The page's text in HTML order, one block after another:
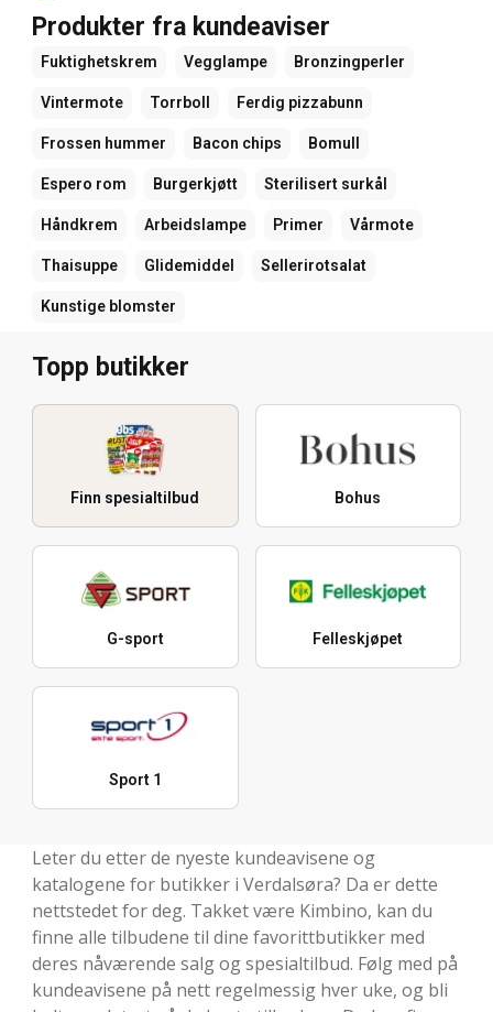
Produkter fra kundeaviser
Fuktighetskrem Vegglampe Bronzingperler
Vintermote Torrboll Ferdig pizzabunn
Frossen hummer Bacon chips Bomull
Espero rom Burgerkjøtt Sterilisert surkål
Håndkrem Arbeidslampe Primer Vårmote
Thaisuppe Glidemiddel Sellerirotsalat
Kunstige blomster
Topp butikker
Finn spesialtilbud Bohus
G-sport Felleskjøpet
Sport 1
Leter du etter de nyeste kundeavisene og
katalogene for butikker i Verdalsøra? Da er dette
nettstedet for deg. Takket være Kimbino, kan du
finne alle tilbudene til dine favorittbutikker med
deres nåværende salg og spesialtilbud. Følg med på
kundeavisene på nett regelmessig hver uke, og bli